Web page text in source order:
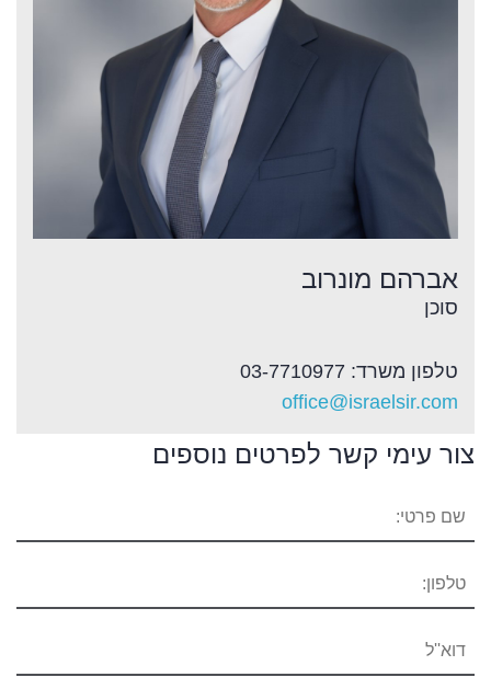
אברהם מונרוב
סוכן
טלפון משרד: 03-7710977
office@israelsir.com
צור עימי קשר לפרטים נוספים